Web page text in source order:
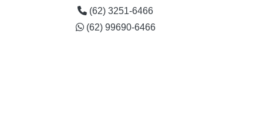
(62) 3251-6466
(62) 99690-6466